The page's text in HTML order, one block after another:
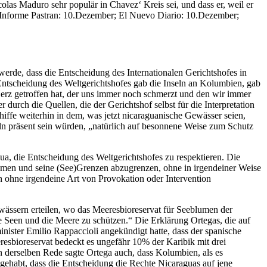
Maduro sehr populär in Chavez‘ Kreis sei, und dass er, weil er
Pastran: 10.Dezember; El Nuevo Diario: 10.Dezember;
dass die Entscheidung des Internationalen Gerichtshofes in
des Weltgerichtshofes gab die Inseln an Kolumbien, gab
getroffen hat, der uns immer noch schmerzt und den wir immer
durch die Quellen, die der Gerichtshof selbst für die Interpretation
weiterhin in dem, was jetzt nicaraguanische Gewässer seien,
sein würden, „natürlich auf besonnene Weise zum Schutz
die Entscheidung des Weltgerichtshofes zu respektieren. Die
und seine (See)Grenzen abzugrenzen, ohne in irgendeiner Weise
irgendeine Art von Provokation oder Intervention
erteilen, wo das Meeresbioreservat für Seeblumen der
und die Meere zu schützen.“ Die Erklärung Ortegas, die auf
Emilio Rappaccioli angekündigt hatte, dass der spanische
bedeckt es ungefähr 10% der Karibik mit drei
Rede sagte Ortega auch, dass Kolumbien, als es
dass die Entscheidung die Rechte Nicaraguas auf jene